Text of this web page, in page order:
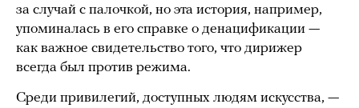
за случай с палочкой, но эта история, например,
упоминалась в его справке о денацификации —
как важное свидетельство того, что дирижер
всегда был против режима.
Среди привилегий, доступных людям искусства, —